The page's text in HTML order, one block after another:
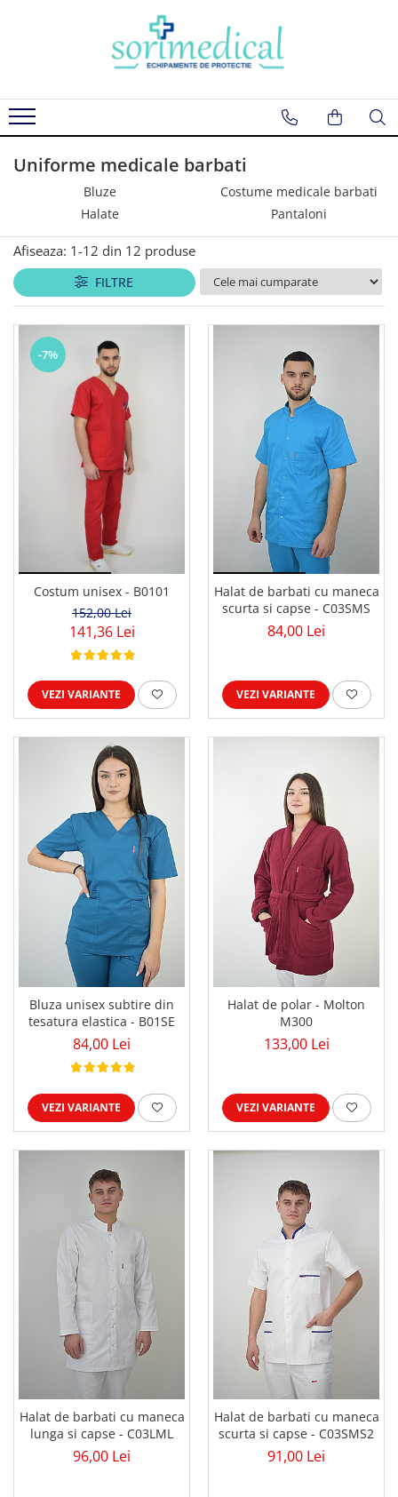
Uniforme medicale dama
Costume medicale dama
Halate
Uniforme medicale barbati
Costume medicale barbati
Halate
Bonete
Ingrijire personala
Bonete
Sorturi protectie
Uniforme medicale barbati
Bluze
Costume medicale barbati
Halate
Pantaloni
Afiseaza: 1-12 din 12 produse
FILTRE
-7%
Costum unisex - B0101
152,00 Lei
141,36 Lei
VEZI VARIANTE
Halat de barbati cu maneca
scurta si capse - C03SMS
84,00 Lei
VEZI VARIANTE
Bluza unisex subtire din
tesatura elastica - B01SE
84,00 Lei
VEZI VARIANTE
Halat de polar - Molton
M300
133,00 Lei
VEZI VARIANTE
Halat de barbati cu maneca
lunga si capse - C03LML
96,00 Lei
Halat de barbati cu maneca
scurta si capse - C03SMS2
91,00 Lei